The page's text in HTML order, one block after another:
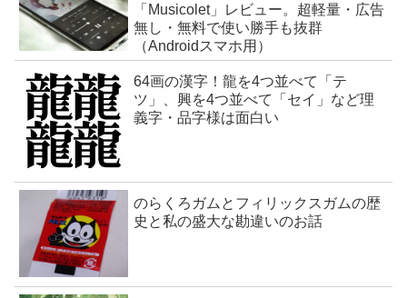
「Musicolet」レビュー。超軽量・広告
無し・無料で使い勝手も抜群
（Androidスマホ用）
64画の漢字！龍を4つ並べて「テ
ツ」、興を4つ並べて「セイ」など理
義字・品字様は面白い
のらくろガムとフィリックスガムの歴
史と私の盛大な勘違いのお話